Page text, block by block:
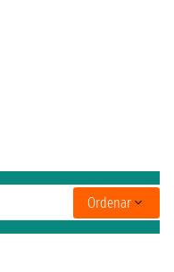
Ordenar